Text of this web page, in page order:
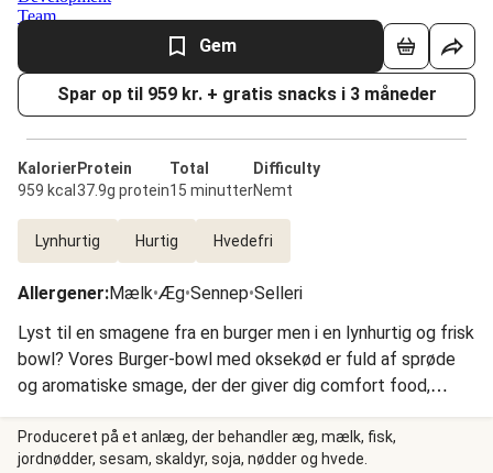
Gem
Spar op til 959 kr. + gratis snacks i 3 måneder
Kalorier
959 kcal
Protein
37.9g protein
Total
15 minutter
Difficulty
Nemt
Lynhurtig Hurtig Hvedefri
Allergener:Mælk•Æg•Sennep•Selleri
Lyst til en smagene fra en burger men i en lynhurtig og frisk
bowl? Vores Burger-bowl med oksekød er fuld af sprøde
og aromatiske smage, der der giver dig comfort food,
selvom det ingen tid tager at lave. Nyd kødsauce med
tomat, og hjemmelavet burgerdressing i hver en bid.
Produceret på et anlæg, der behandler æg, mælk, fisk,
jordnødder, sesam, skaldyr, soja, nødder og hvede.